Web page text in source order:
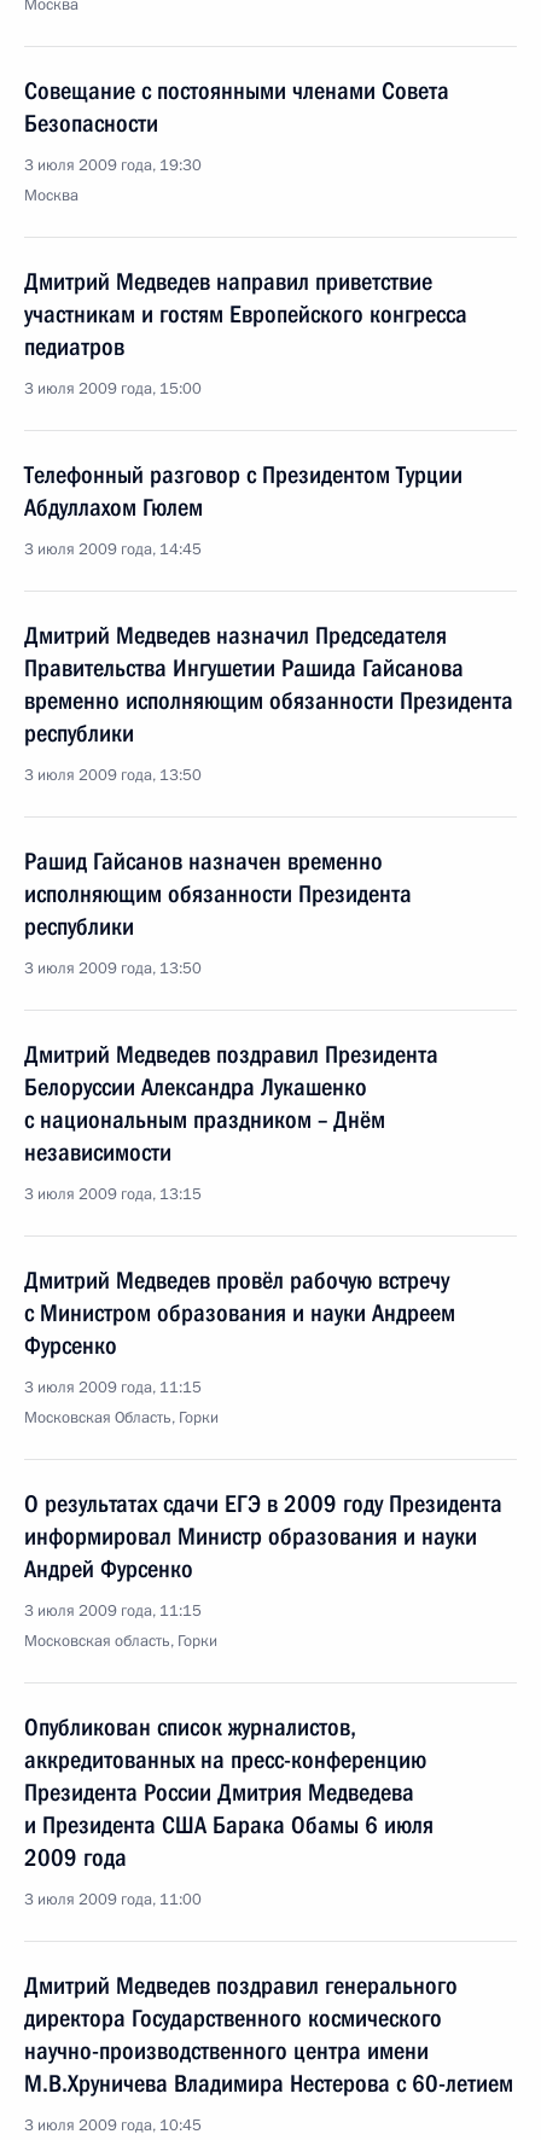
Москва
Совещание с постоянными членами Совета
Безопасности
3 июля 2009 года, 19:30
Москва
Дмитрий Медведев направил приветствие
участникам и гостям Европейского конгресса
педиатров
3 июля 2009 года, 15:00
Телефонный разговор с Президентом Турции
Абдуллахом Гюлем
3 июля 2009 года, 14:45
Дмитрий Медведев назначил Председателя
Правительства Ингушетии Рашида Гайсанова
временно исполняющим обязанности Президента
республики
3 июля 2009 года, 13:50
Рашид Гайсанов назначен временно
исполняющим обязанности Президента
республики
3 июля 2009 года, 13:50
Дмитрий Медведев поздравил Президента
Белоруссии Александра Лукашенко
с национальным праздником – Днём
независимости
3 июля 2009 года, 13:15
Дмитрий Медведев провёл рабочую встречу
с Министром образования и науки Андреем
Фурсенко
3 июля 2009 года, 11:15
Московская Область, Горки
О результатах сдачи ЕГЭ в 2009 году Президента
информировал Министр образования и науки
Андрей Фурсенко
3 июля 2009 года, 11:15
Московская область, Горки
Опубликован список журналистов,
аккредитованных на пресс-конференцию
Президента России Дмитрия Медведева
и Президента США Барака Обамы 6 июля
2009 года
3 июля 2009 года, 11:00
Дмитрий Медведев поздравил генерального
директора Государственного космического
научно-производственного центра имени
М.В.Хруничева Владимира Нестерова с 60-летием
3 июля 2009 года, 10:45